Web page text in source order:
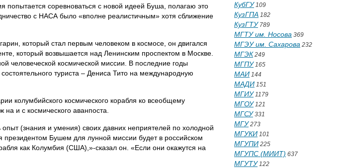
попытается соревноваться с новой идеей Буша, полагаю это
с НАСА было «вполне реалистичным» хотя сближение
который стал первым человеком в космосе, он двигался
который возвышается над Ленинским проспектом в Москве.
человеческой космической миссии. В последние годы
туриста – Дениса Тито на международную
колумбийского космического корабля ко всеобщему
и с космического аванпоста.
(знания и умения) своих давних неприятелей по холодной
Бушем для лунной миссии будет в российском
как Колумбия (США),»-сказал он. «Если они окажутся на
КубГУ109
КузГПА 182
КузГТУ789
МГТУ им. Носова 369
МГЭУ им. Сахарова 232
МГЭК 249
МГПУ165
МАИ 144
МАДИ 151
МГИУ1179
МГОУ121
МГСУ331
МГУ273
МГУКИ 101
МГУПИ 225
МГУПС (МИИТ) 637
МГУТУ122